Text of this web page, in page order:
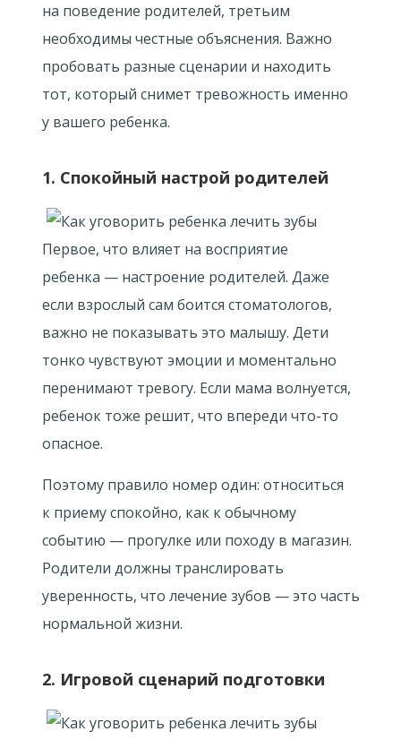
на поведение родителей, третьим
необходимы честные объяснения. Важно
пробовать разные сценарии и находить
тот, который снимет тревожность именно
у вашего ребенка.
1. Спокойный настрой родителей
Первое, что влияет на восприятие
ребенка — настроение родителей. Даже
если взрослый сам боится стоматологов,
важно не показывать это малышу. Дети
тонко чувствуют эмоции и моментально
перенимают тревогу. Если мама волнуется,
ребенок тоже решит, что впереди что-то
опасное.
Поэтому правило номер один: относиться
к приему спокойно, как к обычному
событию — прогулке или походу в магазин.
Родители должны транслировать
уверенность, что лечение зубов — это часть
нормальной жизни.
2. Игровой сценарий подготовки